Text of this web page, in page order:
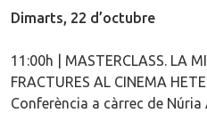
Dimarts, 22 d’octubre
11:00h | MASTERCLASS. LA
FRACTURES AL CINEMA
Conferència a càrrec de